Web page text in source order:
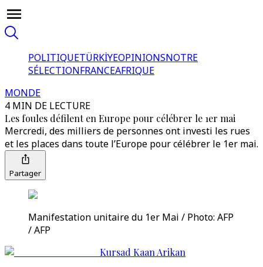
POLITIQUETÜRKİYEOPINIONSNOTRE
SÉLECTIONFRANCEAFRIQUE
MONDE
4 MIN DE LECTURE
Les foules défilent en Europe pour célébrer le 1er mai
Mercredi, des milliers de personnes ont investi les rues
et les places dans toute l’Europe pour célébrer le 1er mai.
Partager
Manifestation unitaire du 1er Mai / Photo: AFP
/ AFP
Kursad Kaan Arikan